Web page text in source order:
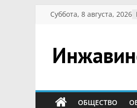
Перейти
Суббота, 8 августа, 2026
сельский
портал
ОБЩЕСТВО